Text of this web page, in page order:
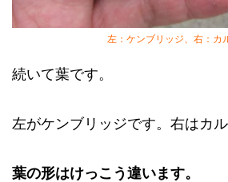
左：ケンブリッジ、右：カ
続いて葉です。
左がケンブリッジです。右はカル
葉の形はけっこう違います。